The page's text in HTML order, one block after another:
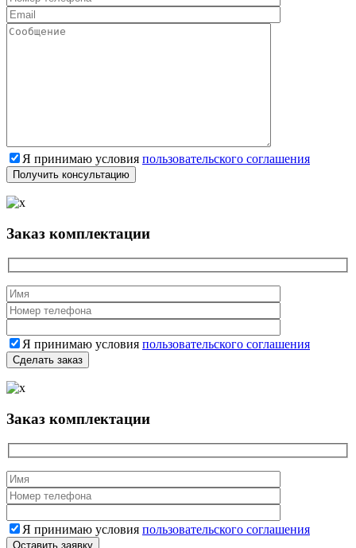
Я принимаю условия пользовательского соглашения
Заказ комплектации
Я принимаю условия пользовательского соглашения
Заказ комплектации
Я принимаю условия пользовательского соглашения